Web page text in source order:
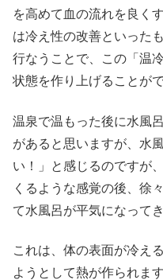
を高めて血の流れを良く
は冷え性の改善といった
行なうことで、この「温
状態を作り上げることが
温泉で温もった後に水風
があると思いますが、水
い！」と感じるのですが
くるような感覚の後、徐
て水風呂が平気になってき
これは、体の表面が冷え
ようとして熱が作られま